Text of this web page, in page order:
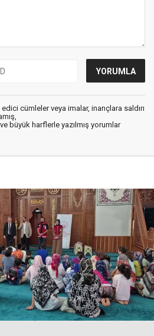
cümleler veya imalar, inançlara saldırı
büyük harflerle yazılmış yorumlar